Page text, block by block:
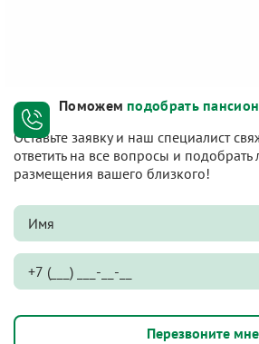
Поможем подобрать
Оставьте заявку и наш специалист
ответить на все вопросы и
размещения вашего близкого!